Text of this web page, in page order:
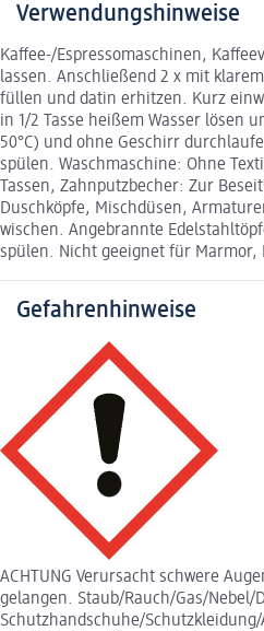
Verwendungshinweise
Kaffee-/Espressomaschinen,
lassen. Anschließend 2 x mit
füllen und datin erhitzen. Kurz
in 1/2 Tasse heißem Wasser lösen
50°C) und ohne Geschirr
spülen. Waschmaschine: Ohne
Tassen, Zahnputzbecher: Zur
Duschköpfe, Mischdüsen,
wischen. Angebrannte
spülen. Nicht geeignet für Marmor,
Gefahrenhinweise
ACHTUNG Verursacht schwere
gelangen. Staub/Rauch/Gas/
Schutzhandschuhe/